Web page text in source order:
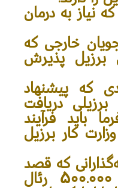
نیاز به درمان
خارجی که
پذیرش
که پیشنهاد
دریافت
باید فرآیند
کار برزیل
که قصد
سرمایه‌گذاری حداقل 500.000 رئال